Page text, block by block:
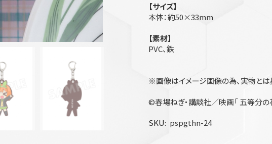
【サイズ】
本体：約50×33mm
【素材】
PVC、鉄
※画像はイメージ画像の為、実物とは
©春場ねぎ・講談社／映画「 五等分
SKU
pspgthn-24